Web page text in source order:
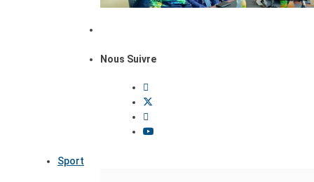
Nous Suivre
Sport